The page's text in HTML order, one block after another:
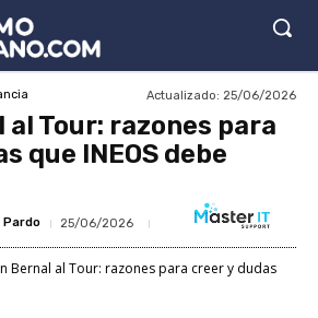
Actualizado: 25/06/2026
al Tour: razones para
que INEOS debe
Pardo 25/06/2026
Bernal al Tour: razones para creer y dudas